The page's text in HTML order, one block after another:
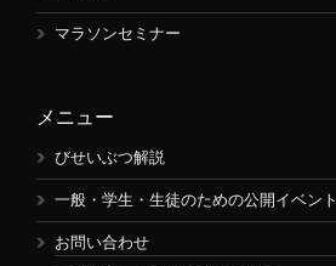
マラソンセミナー
メニュー
びせいぶつ解説
一般・学生・生徒のための公開イベント
お問い合わせ